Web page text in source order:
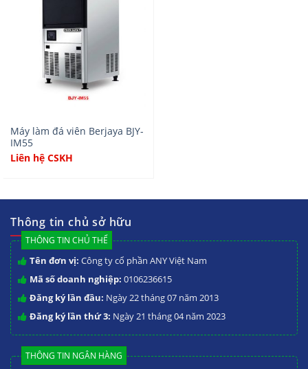
Máy làm đá viên Berjaya BJY-
IM55
Liên hệ CSKH
Thông tin chủ sở hữu
THÔNG TIN CHỦ THỂ
Tên đơn vị: Công ty cổ phần ANY Việt Nam
Mã số doanh nghiệp: 0106236615
Đăng ký lần đầu: Ngày 22 tháng 07 năm 2013
Đăng ký lần thứ 3: Ngày 21 tháng 04 năm 2023
THÔNG TIN NGÂN HÀNG